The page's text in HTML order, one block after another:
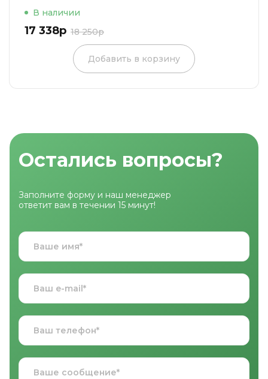
В наличии
17 338р 18 250р
Добавить в корзину
Остались вопросы?
Заполните форму и наш менеджер
ответит вам в течении 15 минут!